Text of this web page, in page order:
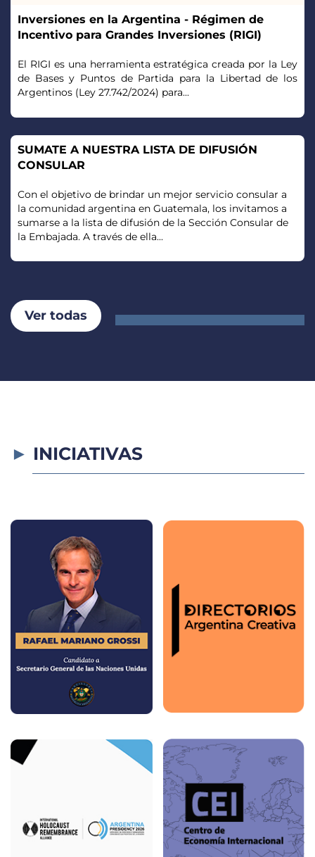
Inversiones en la Argentina - Régimen de
Incentivo para Grandes Inversiones (RIGI)
El RIGI es una herramienta estratégica creada por la Ley
de Bases y Puntos de Partida para la Libertad de los
Argentinos (Ley 27.742/2024) para...
SUMATE A NUESTRA LISTA DE DIFUSIÓN
CONSULAR
Con el objetivo de brindar un mejor servicio consular a
la comunidad argentina en Guatemala, los invitamos a
sumarse a la lista de difusión de la Sección Consular de
la Embajada. A través de ella...
Ver todas
INICIATIVAS